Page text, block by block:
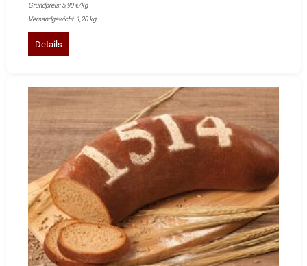
Grundpreis: 5,90 €/kg
Versandgewicht: 1,20 kg
Details